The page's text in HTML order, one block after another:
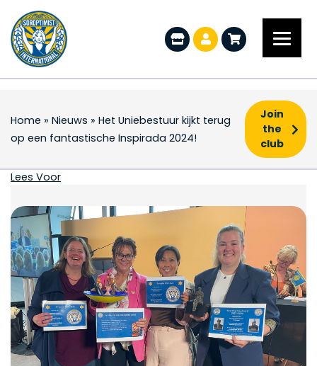
Home » Nieuws » Het Uniebestuur kijkt terug
op een fantastische Inspirada 2024!
Join
the
club
Het Uniebestuur kijkt
Lees Voor